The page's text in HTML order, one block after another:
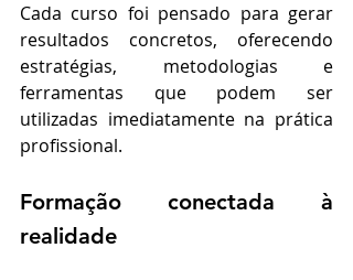
Cada curso foi pensado para gerar
resultados concretos, oferecendo
estratégias, metodologias e
ferramentas que podem ser
utilizadas imediatamente na prática
profissional.
Formação conectada à
realidade